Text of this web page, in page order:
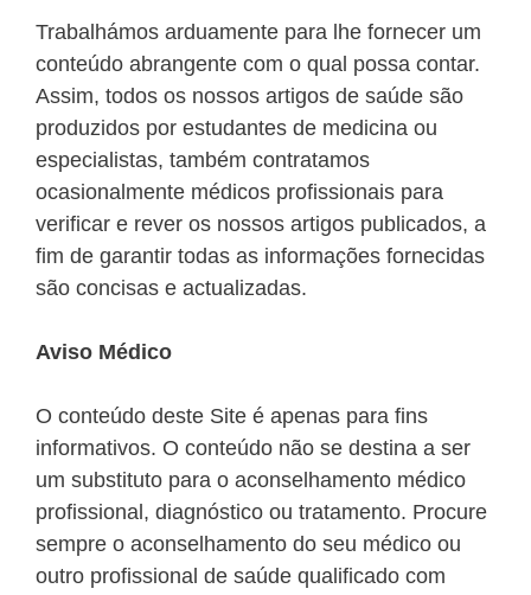
Trabalhámos arduamente para lhe fornecer um
conteúdo abrangente com o qual possa contar.
Assim, todos os nossos artigos de saúde são
produzidos por estudantes de medicina ou
especialistas, também contratamos
ocasionalmente médicos profissionais para
verificar e rever os nossos artigos publicados, a
fim de garantir todas as informações fornecidas
são concisas e actualizadas.
Aviso Médico
O conteúdo deste Site é apenas para fins
informativos. O conteúdo não se destina a ser
um substituto para o aconselhamento médico
profissional, diagnóstico ou tratamento. Procure
sempre o aconselhamento do seu médico ou
outro profissional de saúde qualificado com